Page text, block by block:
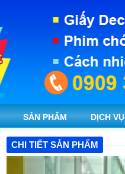
SẢN PHẨM DỊCH VỤ
CHI TIẾT SẢN PHẨM